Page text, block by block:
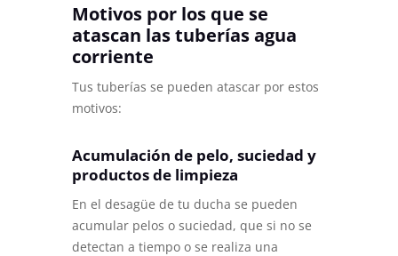
Motivos por los que se
atascan las tuberías agua
corriente
Tus tuberías se pueden atascar por estos
motivos:
Acumulación de pelo, suciedad y
productos de limpieza
En el desagüe de tu ducha se pueden
acumular pelos o suciedad, que si no se
detectan a tiempo o se realiza una